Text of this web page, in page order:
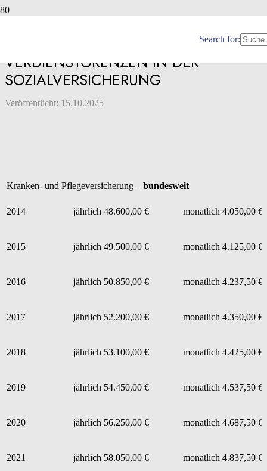
Search for:
BEITRAGSBEMESSUNGS- UND
VERDIENSTGRENZEN IN DER
SOZIALVERSICHERUNG
Veröffentlicht: 15.10.2025
Kranken- und Pflegeversicherung – bundesweit
2014 jährlich 48.600,00 € monatlich 4.050,00 €
2015 jährlich 49.500,00 € monatlich 4.125,00 €
2016 jährlich 50.850,00 € monatlich 4.237,50 €
2017 jährlich 52.200,00 € monatlich 4.350,00 €
2018 jährlich 53.100,00 € monatlich 4.425,00 €
2019 jährlich 54.450,00 € monatlich 4.537,50 €
2020 jährlich 56.250,00 € monatlich 4.687,50 €
2021 jährlich 58.050,00 € monatlich 4.837,50 €